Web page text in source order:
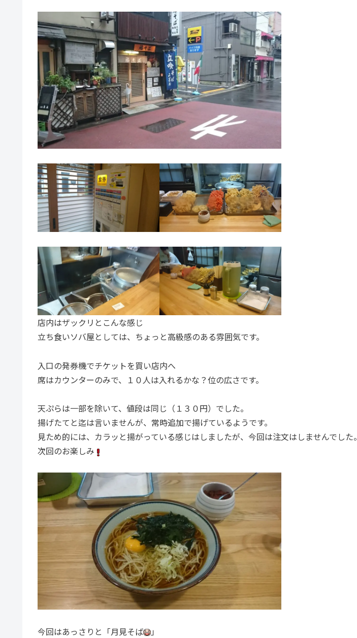
店内はザックリとこんな感じ
立ち食いソバ屋としては、ちょっと高級感のある雰囲気です。
入口の発券機でチケットを買い店内へ
席はカウンターのみで、１０人は入れるかな？位の広さです。
天ぷらは一部を除いて、値段は同じ（１３０円）でした。
揚げたてと迄は言いませんが、常時追加で揚げているようです。
見ため的には、カラッと揚がっている感じはしましたが、今回は注文はしませんでした。
次回のお楽しみ
今回はあっさりと「月見そば 」